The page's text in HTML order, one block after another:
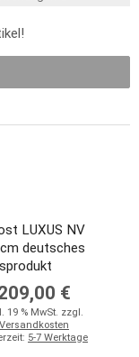
LUXUS NV
deutsches
€
19 % MwSt. zzgl.
Versandkosten
5-7 Werktage